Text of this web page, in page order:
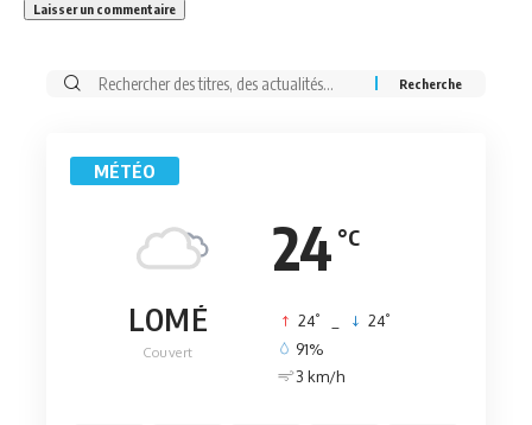
Rechercher:
MÉTÉO
24 °C
LOMÉ
Couvert
24° 24°
91%
3 km/h